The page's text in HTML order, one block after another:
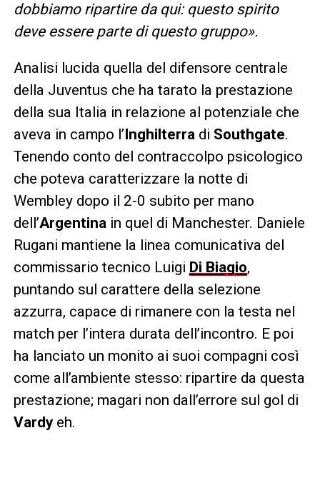
dobbiamo ripartire da qui: questo spirito
deve essere parte di questo gruppo».
Analisi lucida quella del difensore centrale
della Juventus che ha tarato la prestazione
della sua Italia in relazione al potenziale che
aveva in campo l’ Inghilterradi Southgate.
Tenendo conto del contraccolpo psicologico
che poteva caratterizzare la notte di
Wembley dopo il 2-0 subito per mano
dell’Argentinain quel di Manchester. Daniele
Rugani mantiene la linea comunicativa del
commissario tecnico Luigi Di Biagio,
puntando sul carattere della selezione
azzurra, capace di rimanere con la testa nel
match per l’intera durata dell’incontro. E poi
ha lanciato un monito ai suoi compagni così
come all’ambiente stesso: ripartire da questa
prestazione; magari non dall’errore sul gol di
Vardyeh.